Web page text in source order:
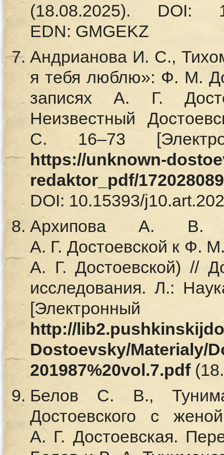
(18.08.2025). DOI:
EDN: GMGEKZ
Андрианова И. С.,
я тебя люблю»: Ф. М.
записях А. Г.
Неизвестный
С. 16–73
https://unknown-
redaktor_pdf/
DOI: 10.15393/
Архипова А. В.
А. Г. Достоевской к Ф.
А. Г. Достоевской) //
исследования. Л.:
http://
Dostoevsky/Materialy/
201987%20vol.7.pdf
Белов С. В.,
Достоевского с
А. Г. Достоевская.